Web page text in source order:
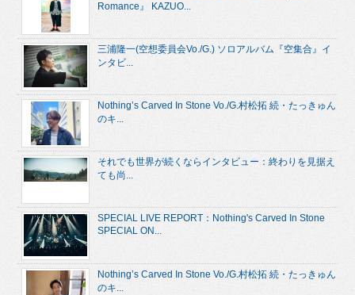
Romance』 KAZUO...
三浦隆一(空想委員会Vo./G.) ソロアルバム『空集合』イ
ンタビ...
Nothing’s Carved In Stone Vo./G.村松拓 続・たっきゅん
のキ...
それでも世界が続くならインタビュー：終わりを見据え
ても尚...
SPECIAL LIVE REPORT：Nothing's Carved In Stone
SPECIAL ON...
Nothing’s Carved In Stone Vo./G.村松拓 続・たっきゅん
のキ...